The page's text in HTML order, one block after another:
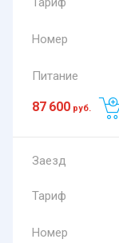
Номер
Питание
87 600 руб.
Тариф
Номер